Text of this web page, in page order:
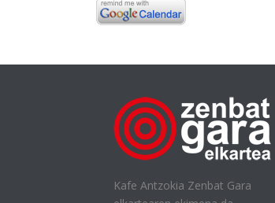
Kafe Antzokia Zenbat Gara